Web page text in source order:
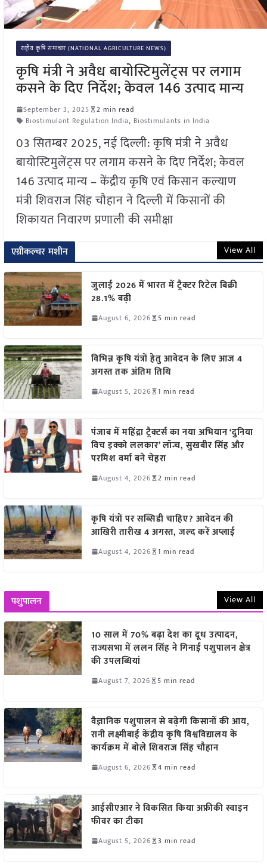
राष्ट्रीय कृषि समाचार (NATIONAL AGRICULTURE NEWS)
कृषि मंत्री ने अवैध बायोस्टिमुलेंट्स पर लगाम
कसने के दिए निर्देश; केवल 146 उत्पाद मान्य
September 3, 2025
2 min read
Biostimulant Regulation India, Biostimulants in India
03 सितम्बर 2025, नई दिल्ली: कृषि मंत्री ने अवैध
बायोस्टिमुलेंट्स पर लगाम कसने के दिए निर्देश; केवल
146 उत्पाद मान्य – केंद्रीय कृषि एवं किसान कल्याण
मंत्री शिवराज सिंह चौहान ने दिल्ली में किसानों की
शिकायत निवारण प्रणाली की समीक्षा
एग्रीकल्चर मशीन View All
जुलाई 2026 में भारत में ट्रैक्टर रिटेल बिक्री
28.1% बढ़ी
August 6, 2026 5 min read
विभिन्न कृषि यंत्रों हेतु आवेदन के लिए आज 4
अगस्त तक अंतिम तिथि
August 5, 2026 1 min read
पंजाब में महिंद्रा ट्रैक्टर्स का नया अभियान ‘दुनिया
विच इक्को ललकार’ लॉन्च, सुखबीर सिंह और
परमिश वर्मा बने चेहरा
August 4, 2026 2 min read
कृषि यंत्रों पर सब्सिडी चाहिए? आवेदन की
आखिरी तारीख 4 अगस्त, जल्द करें अप्लाई
August 4, 2026 1 min read
पशुपालन View All
10 साल में 70% बढ़ा देश का दूध उत्पादन,
राज्यसभा में ललन सिंह ने गिनाईं पशुपालन क्षेत्र
की उपलब्धियां
August 7, 2026 5 min read
वैज्ञानिक पशुपालन से बढ़ेगी किसानों की आय,
रानी लक्ष्मीबाई केंद्रीय कृषि विश्वविद्यालय के
कार्यक्रम में बोले शिवराज सिंह चौहान
August 6, 2026 4 min read
आईसीएआर ने विकसित किया अफ्रीकी स्वाइन
फीवर का टीका
August 5, 2026 3 min read